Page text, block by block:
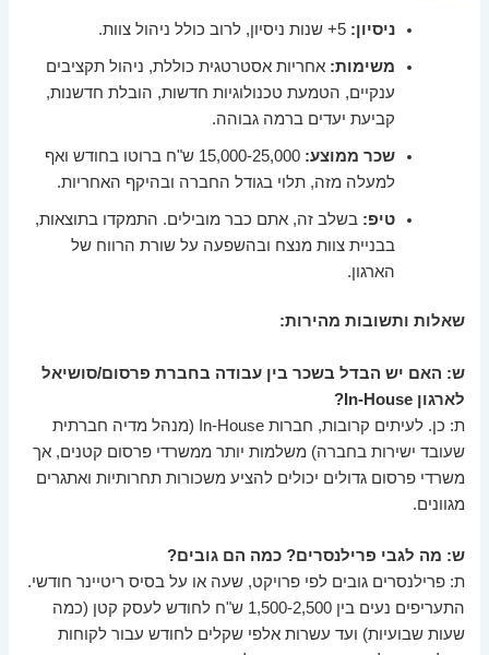
ניסיון: 5+ שנות ניסיון, לרוב כולל ניהול צוות.
משימות: אחריות אסטרטגית כוללת, ניהול תקציבים
ענקיים, הטמעת טכנולוגיות חדשות, הובלת חדשנות,
קביעת יעדים ברמה גבוהה.
שכר ממוצע:
15,000-25,000 ש"ח ברוטו בחודש ואף
למעלה מזה, תלוי בגודל החברה ובהיקף האחריות.
טיפ: בשלב זה, אתם כבר מובילים. התמקדו בתוצאות,
בבניית צוות מנצח ובהשפעה על שורת הרווח של
הארגון.
שאלות ותשובות מהירות:
ש: האם יש הבדל בשכר בין עבודה בחברת פרסום/סושיאל
לארגון In-House?
ת: כן. לעיתים קרובות, חברות In-House (מנהל מדיה חברתית
שעובד ישירות בחברה) משלמות יותר ממשרדי פרסום קטנים, אך
משרדי פרסום גדולים יכולים להציע משכורות תחרותיות ואתגרים
מגוונים.
ש: מה לגבי פרילנסרים? כמה הם גובים?
ת: פרילנסרים גובים לפי פרויקט, שעה או על בסיס ריטיינר חודשי.
התעריפים נעים בין 1,500-2,500 ש"ח לחודש לעסק קטן (כמה
שעות שבועיות) ועד עשרות אלפי שקלים לחודש עבור לקוחות